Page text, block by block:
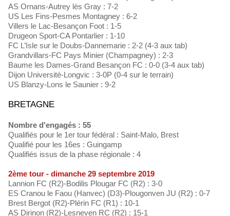
AS Ornans-Autrey lès Gray : 7-2
US Les Fins-Pesmes Montagney : 6-2
Villers le Lac-Besançon Foot : 1-5
Drugeon Sport-CA Pontarlier : 1-10
FC L’Isle sur le Doubs-Dannemarie : 2-2 (4-3 aux tab)
Grandvillars-FC Pays Minier (Champagney) : 2-3
Baume les Dames-Grand Besançon FC : 0-0 (3-4 aux tab)
Dijon Université-Longvic : 3-0P (0-4 sur le terrain)
US Blanzy-Lons le Saunier : 9-2
BRETAGNE
Nombre d'engagés : 55
Qualifiés pour le 1er tour fédéral : Saint-Malo, Brest
Qualifié pour les 16es : Guingamp
Qualifiés issus de la phase régionale : 4
2ème tour - dimanche 29 septembre 2019
Lannion FC (R2)-Bodilis Plougar FC (R2) : 3-0
ES Cranou le Faou (Hanvec) (D3)-Plougonven JU (R2) : 0-7
Brest Bergot (R2)-Plérin FC (R1) : 10-1
AS Dirinon (R2)-Lesneven RC (R2) : 15-1